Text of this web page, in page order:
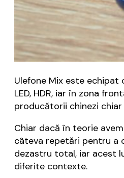
Ulefone Mix este echipat
LED, HDR, iar în zona
producătorii chinezi
Chiar dacă în teorie
câteva repetări pentru a
dezastru total, iar acest
diferite contexte.